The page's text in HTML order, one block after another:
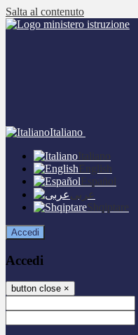
Salta al contenuto
Italiano
Italiano
English
Español
عربى
Shqiptare
Accedi
Accedi
button close ×